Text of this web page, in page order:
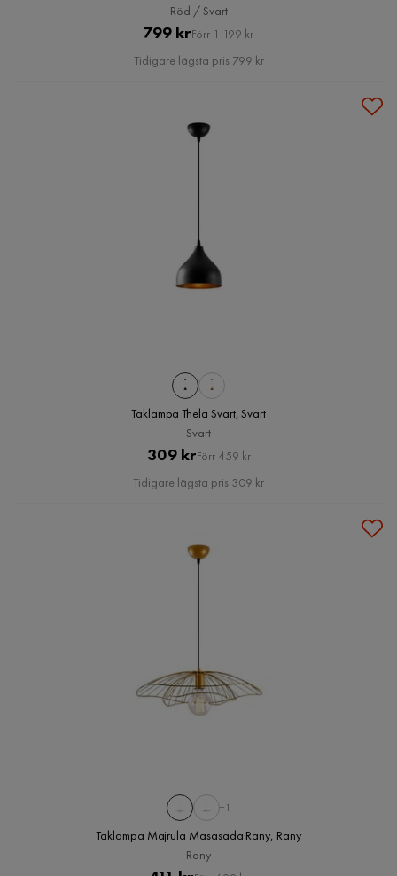
Röd / Svart
Pris
799 kr Original
Pris
Förr 1 199 kr
Tidigare lägsta pris 799 kr
Taklampa Thela Svart, Svart
Svart
Pris
309 krOriginal
Pris
Förr 459 kr
Tidigare lägsta pris 309 kr
+1
Taklampa Majrula Masasada Rany, Rany
Rany